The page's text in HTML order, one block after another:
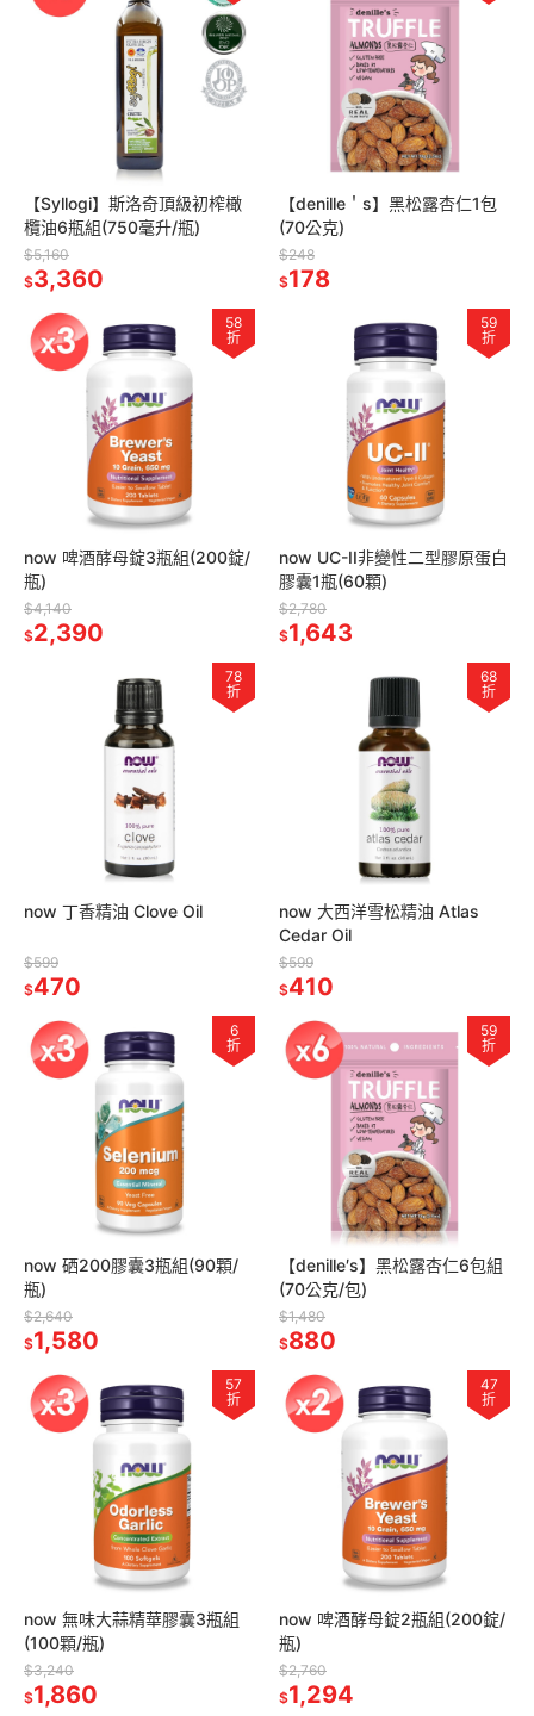
【Syllogi】斯洛奇頂級初榨橄
欖油6瓶組(750毫升/瓶)
$5,160
$3,360
【denille＇s】黑松露杏仁1包
(70公克)
$248
$178
58
折
now 啤酒酵母錠3瓶組(200錠/
瓶)
$4,140
$2,390
59
折
now UC-II非變性二型膠原蛋白
膠囊1瓶(60顆)
$2,780
$1,643
78
折
now 丁香精油 Clove Oil
$599
$470
68
折
now 大西洋雪松精油 Atlas
Cedar Oil
$599
$410
6
折
now 硒200膠囊3瓶組(90顆/
瓶)
$2,640
$1,580
59
折
【denille′s】黑松露杏仁6包組
(70公克/包)
$1,480
$880
57
折
now 無味大蒜精華膠囊3瓶組
(100顆/瓶)
$3,240
$1,860
47
折
now 啤酒酵母錠2瓶組(200錠/
瓶)
$2,760
$1,294